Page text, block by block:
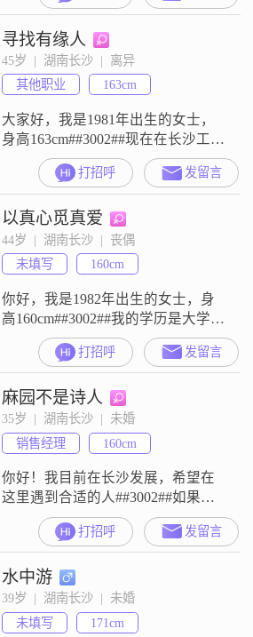
寻找有缘人
45岁  |  湖南长沙  |  离异
其他职业
163cm
大家好，我是1981年出生的女士，
身高163cm##3002##现在在长沙工
作，学历是大专##3002##我的性格
比较开朗爱笑，平时也比较独立自
信，做事乐观积极##3002##和大家
相处起来会感觉比较随和，容易相
处##3002##我是一个热爱生活的
人，做人真诚可靠##3002##在个人
发展上，我追求事业成就，同时也
向往
打招呼 发留言
以真心觅真爱
44岁  |  湖南长沙  |  丧偶
未填写
160cm
你好，我是1982年出生的女士，身
高160cm##3002##我的学历是大学本
科，现在在长沙工作##3002##我的
月收入在12001元到20000元之间
##3002##我是一个温柔体贴的人，
平时待人接物比较真诚可靠
##3002##在生活上，我很注重健康
管理，也会追求事业上的成就
##3002##我比较喜欢精致生活，希
望
打招呼 发留言
麻园不是诗人
35岁  |  湖南长沙  |  未婚
销售经理
160cm
你好！我目前在长沙发展，希望在
这里遇到合适的人##3002##如果你
也是长沙的，或者也在长沙工作生
活，觉得咱们合得来，可以互相认
识一下##3002##
打招呼 发留言
水中游
39岁  |  湖南长沙  |  未婚
未填写
171cm